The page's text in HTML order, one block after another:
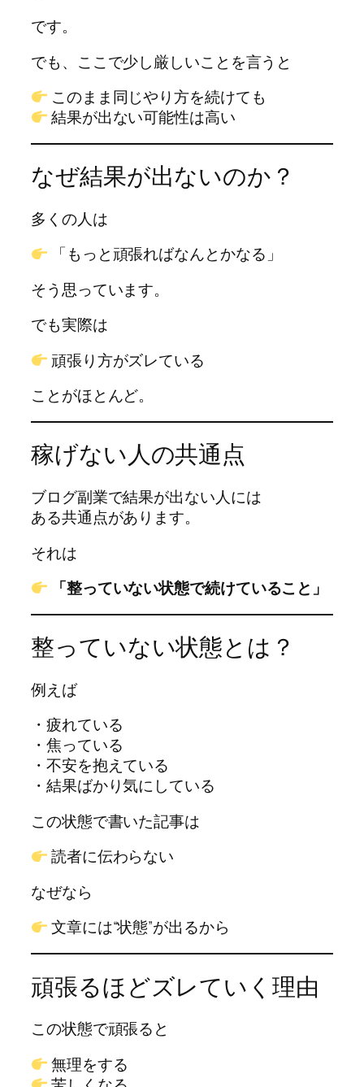
です。
でも、ここで少し厳しいことを言うと
このまま同じやり方を続けても
結果が出ない可能性は高い
なぜ結果が出ないのか？
多くの人は
「もっと頑張ればなんとかなる」
そう思っています。
でも実際は
頑張り方がズレている
ことがほとんど。
稼げない人の共通点
ブログ副業で結果が出ない人には
ある共通点があります。
それは
「整っていない状態で続けていること」
整っていない状態とは？
例えば
・疲れている
・焦っている
・不安を抱えている
・結果ばかり気にしている
この状態で書いた記事は
読者に伝わらない
なぜなら
文章には“状態”が出るから
頑張るほどズレていく理由
この状態で頑張ると
無理をする